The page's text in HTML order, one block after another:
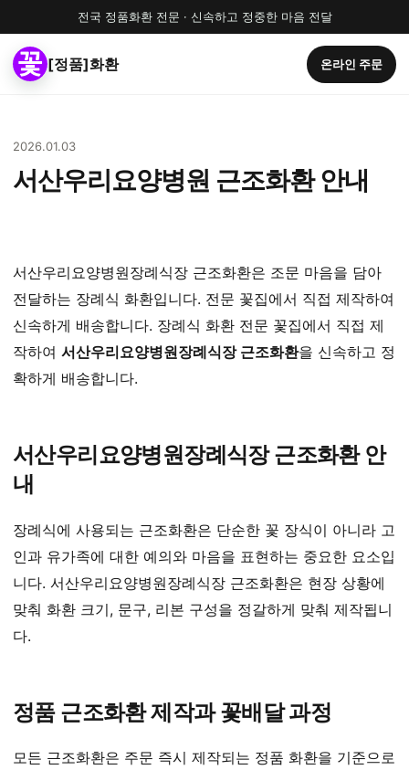
전국 정품화환 전문 · 신속하고 정중한 마음 전달
[정품]화환 온라인 주문
2026.01.03
서산우리요양병원 근조화환 안내
서산우리요양병원장례식장 근조화환은 조문 마음을 담아
전달하는 장례식 화환입니다. 전문 꽃집에서 직접 제작하여
신속하게 배송합니다. 장례식 화환 전문 꽃집에서 직접 제
작하여 서산우리요양병원장례식장 근조화환을 신속하고 정
확하게 배송합니다.
서산우리요양병원장례식장 근조화환 안
내
장례식에 사용되는 근조화환은 단순한 꽃 장식이 아니라 고
인과 유가족에 대한 예의와 마음을 표현하는 중요한 요소입
니다. 서산우리요양병원장례식장 근조화환은 현장 상황에
맞춰 화환 크기, 문구, 리본 구성을 정갈하게 맞춰 제작됩니
다.
정품 근조화환 제작과 꽃배달 과정
모든 근조화환은 주문 즉시 제작되는 정품 화환을 기준으로